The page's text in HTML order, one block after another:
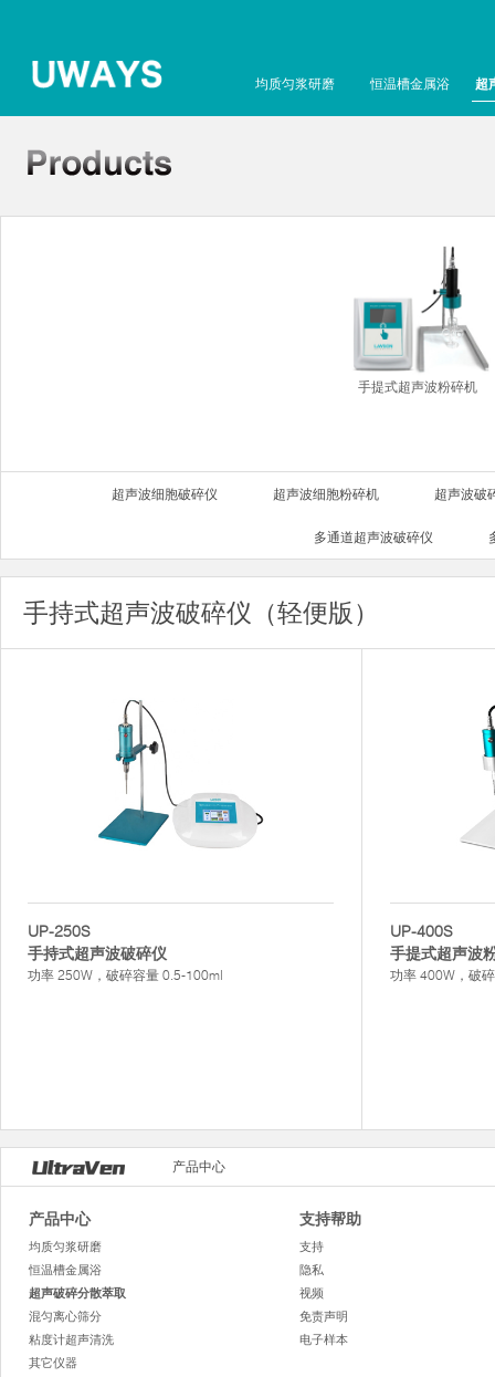
均质匀浆研磨 恒温槽金属浴 超
手提式超声波粉碎机
超声波细胞破碎仪 超声波细胞粉碎机 超声波破
多通道超声波破碎仪
手持式超声波破碎仪（轻便版）
UP-250S
手持式超声波破碎仪
功率 250W，破碎容量 0.5-100ml
UP-400S
手提式超声波
功率 400W，破
产品中心
产品中心
均质匀浆研磨
恒温槽金属浴
超声破碎分散萃取
混匀离心筛分
粘度计超声清洗
其它仪器
支持帮助
支持
隐私
视频
免责声明
电子样本